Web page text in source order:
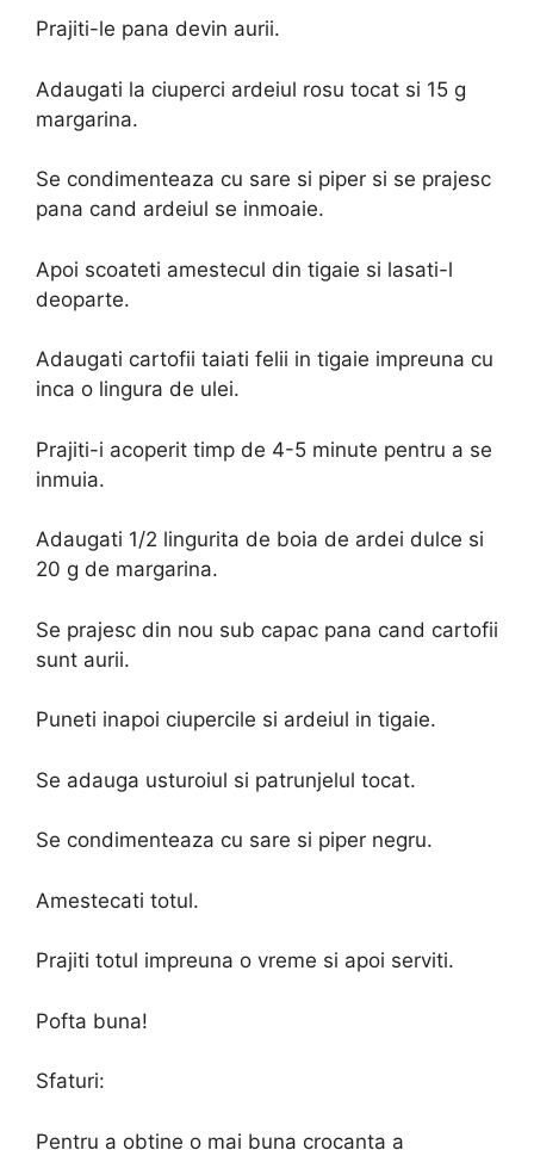
Prajiti-le pana devin aurii.
Adaugati la ciuperci ardeiul rosu tocat si 15 g
margarina.
Se condimenteaza cu sare si piper si se prajesc
pana cand ardeiul se inmoaie.
Apoi scoateti amestecul din tigaie si lasati-l
deoparte.
Adaugati cartofii taiati felii in tigaie impreuna cu
inca o lingura de ulei.
Prajiti-i acoperit timp de 4-5 minute pentru a se
inmuia.
Adaugati 1/2 lingurita de boia de ardei dulce si
20 g de margarina.
Se prajesc din nou sub capac pana cand cartofii
sunt aurii.
Puneti inapoi ciupercile si ardeiul in tigaie.
Se adauga usturoiul si patrunjelul tocat.
Se condimenteaza cu sare si piper negru.
Amestecati totul.
Prajiti totul impreuna o vreme si apoi serviti.
Pofta buna!
Sfaturi:
Pentru a obtine o mai buna crocanta a